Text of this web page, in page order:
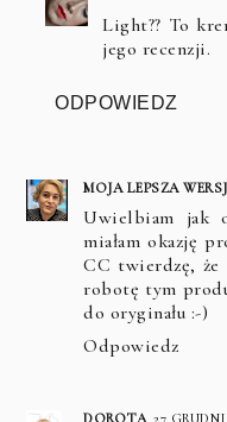
Light?? To
jego recenzji.
ODPOWIEDZ
MOJA LEPSZA
Uwielbiam jak
miałam okazję
CC twierdzę, że
robotę tym
do oryginału :-)
Odpowiedz
DOROTA 27